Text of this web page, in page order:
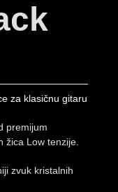
za klasičnu gitaru
premijum
žica Low tenzije.
zvuk kristalnih